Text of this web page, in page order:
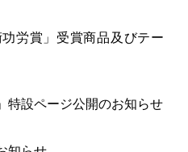
労賞」受賞商品及びテー
特設ページ公開のお知らせ